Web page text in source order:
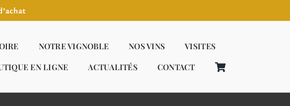
NOTRE VIGNOBLE NOS VINS
VISITES
EN LIGNE ACTUALITÉS CONTACT